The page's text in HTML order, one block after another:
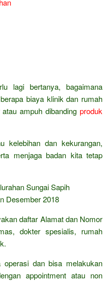
lagi bertanya, bagaimana
biaya klinik dan rumah
ampuh dibanding produk
kelebihan dan kekurangan,
menjaga badan kita tetap
Sungai Sapih
Desember 2018
daftar Alamat dan Nomor
dokter spesialis, rumah
operasi dan bisa melakukan
appointment atau non